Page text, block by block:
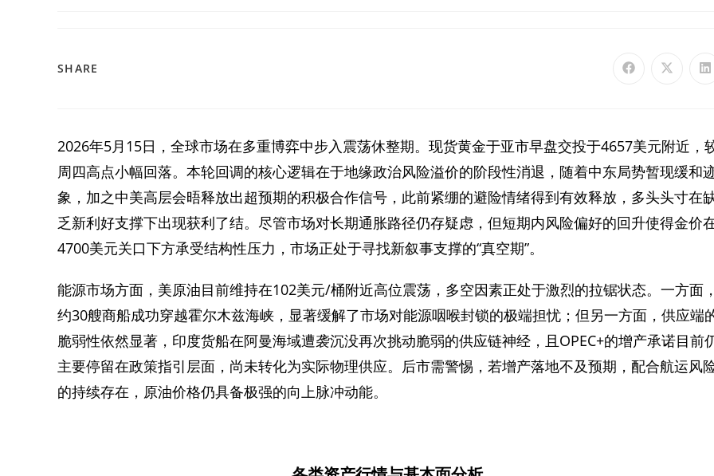
SHARE
2026年5月15日，全球市场在多重博弈中步入震荡休整期。现货黄金于亚市早盘交投于4657美元附近，
周四高点小幅回落。本轮回调的核心逻辑在于地缘政治风险溢价的阶段性消退，随着中东局势暂现缓和
象，加之中美高层会晤释放出超预期的积极合作信号，此前紧绷的避险情绪得到有效释放，多头头寸在
乏新利好支撑下出现获利了结。尽管市场对长期通胀路径仍存疑虑，但短期内风险偏好的回升使得金价
4700美元关口下方承受结构性压力，市场正处于寻找新叙事支撑的“真空期”。
能源市场方面，美原油目前维持在102美元/桶附近高位震荡，多空因素正处于激烈的拉锯状态。一方面，
约30艘商船成功穿越霍尔木兹海峡，显著缓解了市场对能源咽喉封锁的极端担忧；但另一方面，供应端
脆弱性依然显著，印度货船在阿曼海域遭袭沉没再次挑动脆弱的供应链神经，且OPEC+的增产承诺目前
主要停留在政策指引层面，尚未转化为实际物理供应。后市需警惕，若增产落地不及预期，配合航运风
的持续存在，原油价格仍具备极强的向上脉冲动能。